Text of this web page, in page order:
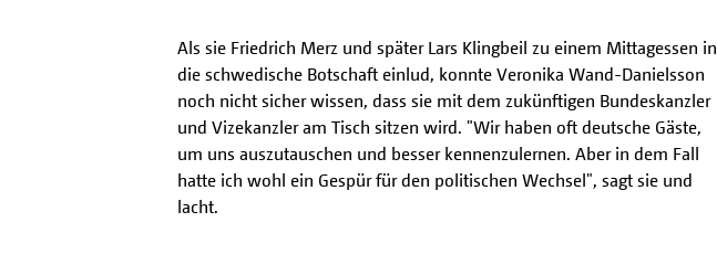
Als sie Friedrich Merz und später Lars Klingbeil zu einem Mittagessen in
die schwedische Botschaft einlud, konnte Veronika Wand-Danielsson
noch nicht sicher wissen, dass sie mit dem zukünftigen Bundeskanzler
und Vizekanzler am Tisch sitzen wird. "Wir haben oft deutsche Gäste,
um uns auszutauschen und besser kennenzulernen. Aber in dem Fall
hatte ich wohl ein Gespür für den politischen Wechsel", sagt sie und
lacht.